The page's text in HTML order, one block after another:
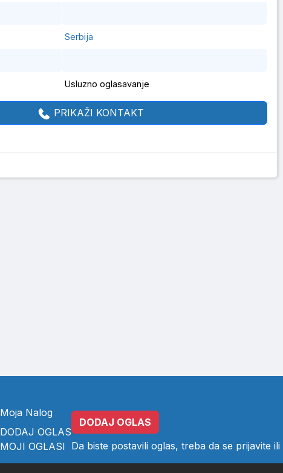
Serbija
Usluzno oglasavanje
PRIKAŽI KONTAKT
Moja Nalog
DODAJ OGLAS
MOJI OGLASI
DODAJ OGLAS
Da biste postavili oglas, treba da se prijavite ili